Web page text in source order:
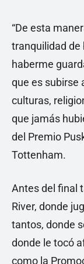
“De esta
tranquilidad de
haberme
que es subirse
culturas,
que jamás
del Premio
Tottenham.
Antes del final
River, donde
tantos, donde
donde le tocó
como la